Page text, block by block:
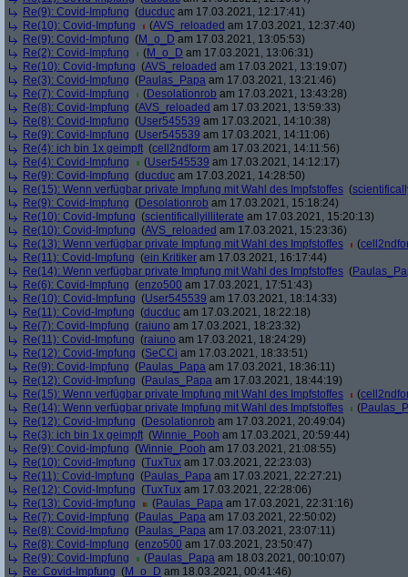
Re(9): Covid-Impfung (ducduc am 17.03.2021, 12:17:41)
Re(10): Covid-Impfung
(AVS_reloaded am 17.03.2021, 12:37:40)
Re(9): Covid-Impfung (M_o_D am 17.03.2021, 13:05:53)
Re(2): Covid-Impfung
(M_o_D am 17.03.2021, 13:06:31)
Re(10): Covid-Impfung (AVS_reloaded am 17.03.2021, 13:19:07)
Re(3): Covid-Impfung (Paulas_Papa am 17.03.2021, 13:21:46)
Re(7): Covid-Impfung
(Desolationrob am 17.03.2021, 13:43:28)
Re(8): Covid-Impfung (AVS_reloaded am 17.03.2021, 13:59:33)
Re(8): Covid-Impfung (User545539 am 17.03.2021, 14:10:38)
Re(9): Covid-Impfung (User545539 am 17.03.2021, 14:11:06)
Re(4): ich bin 1x geimpft (cell2ndform am 17.03.2021, 14:11:56)
Re(4): Covid-Impfung
(User545539 am 17.03.2021, 14:12:17)
Re(9): Covid-Impfung (ducduc am 17.03.2021, 14:28:50)
Re(15): Wenn verfügbar private Impfung mit Wahl des Impfstoffes (
Re(9): Covid-Impfung (Desolationrob am 17.03.2021, 15:18:24)
Re(10): Covid-Impfung (scientificallyilliterate am 17.03.2021, 15:20:13)
Re(10): Covid-Impfung (AVS_reloaded am 17.03.2021, 15:23:36)
Re(13): Wenn verfügbar private Impfung mit Wahl des Impfstoffes
(
Re(11): Covid-Impfung (ein Kritiker am 17.03.2021, 16:17:44)
Re(14): Wenn verfügbar private Impfung mit Wahl des Impfstoffes (
Re(6): Covid-Impfung (enzo500 am 17.03.2021, 17:51:43)
Re(10): Covid-Impfung (User545539 am 17.03.2021, 18:14:33)
Re(11): Covid-Impfung (ducduc am 17.03.2021, 18:22:18)
Re(7): Covid-Impfung (raiuno am 17.03.2021, 18:23:32)
Re(11): Covid-Impfung (raiuno am 17.03.2021, 18:24:29)
Re(12): Covid-Impfung (SeCCi am 17.03.2021, 18:33:51)
Re(9): Covid-Impfung (Paulas_Papa am 17.03.2021, 18:36:11)
Re(12): Covid-Impfung (Paulas_Papa am 17.03.2021, 18:44:19)
Re(15): Wenn verfügbar private Impfung mit Wahl des Impfstoffes
(
Re(14): Wenn verfügbar private Impfung mit Wahl des Impfstoffes
(
Re(12): Covid-Impfung (Desolationrob am 17.03.2021, 20:49:04)
Re(3): ich bin 1x geimpft (Winnie_Pooh am 17.03.2021, 20:59:44)
Re(9): Covid-Impfung (Winnie_Pooh am 17.03.2021, 21:08:55)
Re(10): Covid-Impfung (TuxTux am 17.03.2021, 22:23:03)
Re(11): Covid-Impfung (Paulas_Papa am 17.03.2021, 22:27:21)
Re(12): Covid-Impfung (TuxTux am 17.03.2021, 22:28:06)
Re(13): Covid-Impfung
(Paulas_Papa am 17.03.2021, 22:31:16)
Re(7): Covid-Impfung (Paulas_Papa am 17.03.2021, 22:50:02)
Re(8): Covid-Impfung (Paulas_Papa am 17.03.2021, 23:07:11)
Re(8): Covid-Impfung (enzo500 am 17.03.2021, 23:50:47)
Re(9): Covid-Impfung
(Paulas_Papa am 18.03.2021, 00:10:07)
Re: Covid-Impfung (M_o_D am 18.03.2021, 00:41:46)